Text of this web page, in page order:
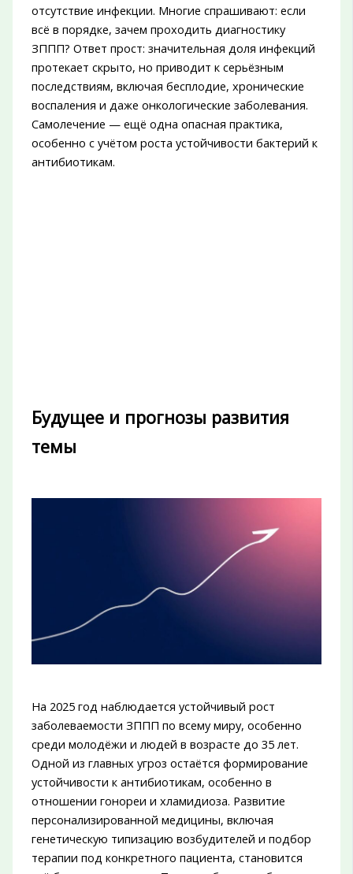
отсутствие инфекции. Многие спрашивают: если
всё в порядке, зачем проходить диагностику
ЗППП? Ответ прост: значительная доля инфекций
протекает скрыто, но приводит к серьёзным
последствиям, включая бесплодие, хронические
воспаления и даже онкологические заболевания.
Самолечение — ещё одна опасная практика,
особенно с учётом роста устойчивости бактерий к
антибиотикам.
Будущее и прогнозы развития
темы
На 2025 год наблюдается устойчивый рост
заболеваемости ЗППП по всему миру, особенно
среди молодёжи и людей в возрасте до 35 лет.
Одной из главных угроз остаётся формирование
устойчивости к антибиотикам, особенно в
отношении гонореи и хламидиоза. Развитие
персонализированной медицины, включая
генетическую типизацию возбудителей и подбор
терапии под конкретного пациента, становится